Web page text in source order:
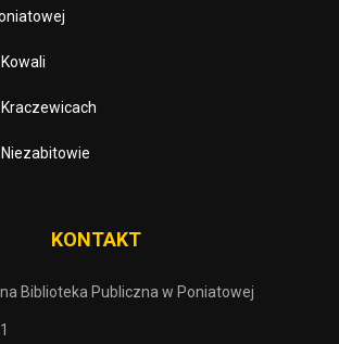
KONTAKT
Biblioteka Publiczna w Poniatowej